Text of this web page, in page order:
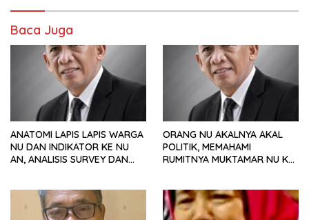
Baca Juga
ANATOMI LAPIS LAPIS WARGA
NU DAN INDIKATOR KE NU
AN, ANALISIS SURVEY DAN
ORANG NU AKALNYA AKAL
POLITIK, MEMAHAMI
RUMITNYA MUKTAMAR NU KE